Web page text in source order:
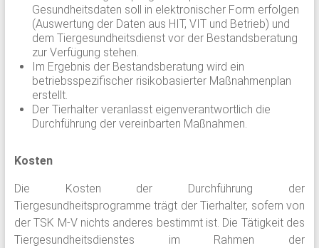
Gesundheitsdaten soll in elektronischer Form erfolgen
(Auswertung der Daten aus HIT, VIT und Betrieb) und
dem Tiergesundheitsdienst vor der Bestandsberatung
zur Verfügung stehen.
Im Ergebnis der Bestandsberatung wird ein
betriebsspezifischer risikobasierter Maßnahmenplan
erstellt.
Der Tierhalter veranlasst eigenverantwortlich die
Durchführung der vereinbarten Maßnahmen.
Kosten
Die Kosten der Durchführung der
Tiergesundheitsprogramme trägt der Tierhalter, sofern von
der TSK M-V nichts anderes bestimmt ist. Die Tätigkeit des
Tiergesundheitsdienstes im Rahmen der